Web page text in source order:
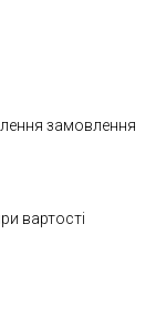
замовлення
вартості